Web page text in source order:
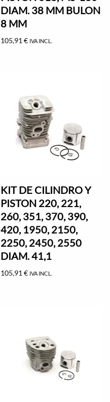
DIAM. 38 MM BULON
8 MM
105,91€ IVA INCL.
KIT DE CILINDRO Y
PISTON 220, 221,
260, 351, 370, 390,
420, 1950, 2150,
2250, 2450, 2550
DIAM. 41,1
105,91€ IVA INCL.